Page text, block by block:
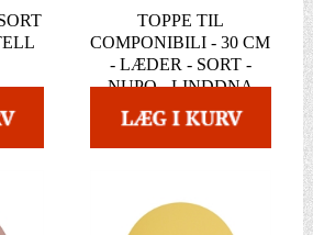
TOPPE TIL
COMPONIBILI - 30 CM
- LÆDER - SORT -
NUPO - LINDDNA